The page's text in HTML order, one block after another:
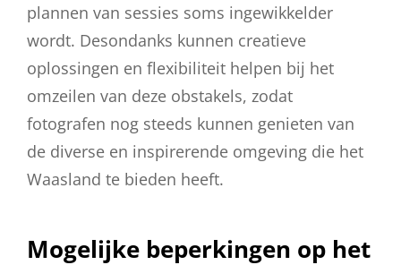
plannen van sessies soms ingewikkelder
wordt. Desondanks kunnen creatieve
oplossingen en flexibiliteit helpen bij het
omzeilen van deze obstakels, zodat
fotografen nog steeds kunnen genieten van
de diverse en inspirerende omgeving die het
Waasland te bieden heeft.
Mogelijke beperkingen op het